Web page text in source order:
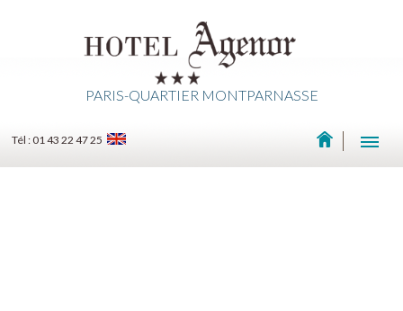
PARIS-QUARTIER MONTPARNASSE
Tél : 01 43 22 47 25